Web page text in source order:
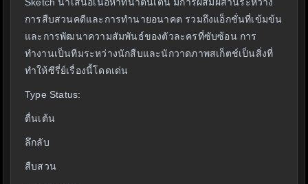
การสืบสวนคดีและการทำนายอนาคต รวมถึงแอ็กชั่นที่เข้มข้น
และการพัฒนาความสัมพันธ์ของตัวละครที่ซับซ้อน การ
ทำงานเป็นทีมระหว่างนักสืบและนักวาดภาพสเก็ตช์เป็นสิ่งที่
ทำให้ซีรี่ย์เรื่องนี้โดดเด่น
Type Status:
ตื่นเต้น
ลึกลับ
สืบสวน